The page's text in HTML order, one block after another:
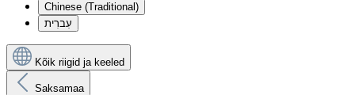
Chinese (Traditional)
עִברִית
Kõik riigid ja keeled
Saksamaa